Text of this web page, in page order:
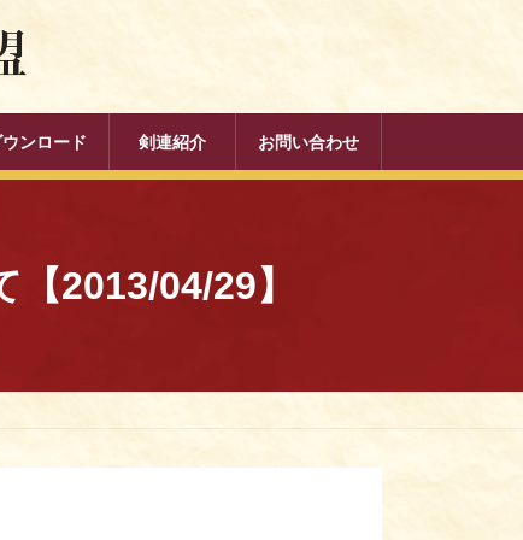
ンロード 剣連紹介 お問い合わせ
2013/04/29】